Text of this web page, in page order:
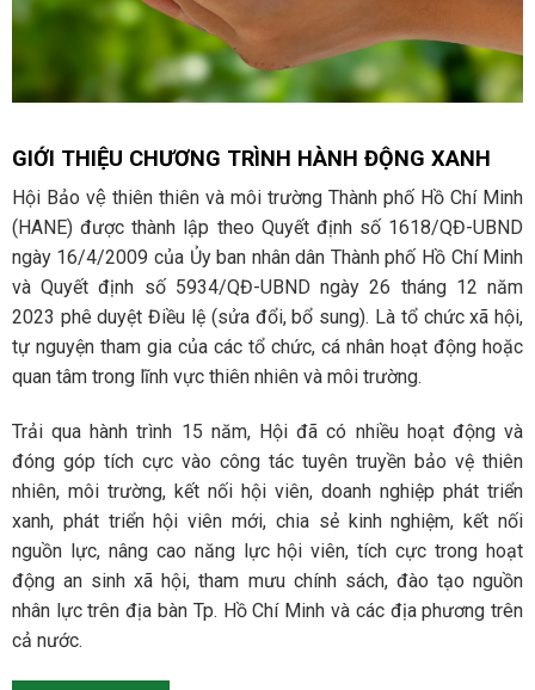
GIỚI THIỆU CHƯƠNG TRÌNH HÀNH ĐỘNG XANH
Hội Bảo vệ thiên thiên và môi trường Thành phố Hồ Chí Minh
(HANE) được thành lập theo Quyết định số 1618/QĐ-UBND
ngày 16/4/2009 của Ủy ban nhân dân Thành phố Hồ Chí Minh
và Quyết định số 5934/QĐ-UBND ngày 26 tháng 12 năm
2023 phê duyệt Điều lệ (sửa đổi, bổ sung). Là tổ chức xã hội,
tự nguyện tham gia của các tổ chức, cá nhân hoạt động hoặc
quan tâm trong lĩnh vực thiên nhiên và môi trường.
Trải qua hành trình 15 năm, Hội đã có nhiều hoạt động và
đóng góp tích cực vào công tác tuyên truyền bảo vệ thiên
nhiên, môi trường, kết nối hội viên, doanh nghiệp phát triển
xanh, phát triển hội viên mới, chia sẻ kinh nghiệm, kết nối
nguồn lực, nâng cao năng lực hội viên, tích cực trong hoạt
động an sinh xã hội, tham mưu chính sách, đào tạo nguồn
nhân lực trên địa bàn Tp. Hồ Chí Minh và các địa phương trên
cả nước.